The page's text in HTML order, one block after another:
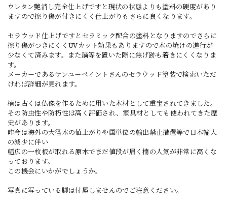
ウレタン艶消し完全仕上げですと現状の状態よりも塗料の硬度があり
ますので擦り傷が付きにくく仕上がりもさらに良くなります。
セラウッド仕上げですとセラミック配合の塗料となりますのでさらに
擦り傷がつきにくくUVカット効果もありますので木の焼けの進行が
少なくて済みます。また鍋等を置いた際に焦げ跡も着きにくくなりま
す。
メーカーであるサンユーペイントさんのセラウッド塗装で検索いただ
ければ詳細が見れます。
楠は古くは仏像を作るために用いた木材として重宝されてきました。
その防虫性や防朽性は高く評価され、家具材としても使われてきた歴
史があります。
昨今は海外の大径木の値上がりや国単位の輸出禁止措置等で日本輸入
の減少に伴い
幅広の一枚板が取れる原木でまだ値段が届く楠の人気が非常に高くな
っております。
この機会にいかがでしょうか。
写真に写っている脚は付属しませんのでご注意ください。